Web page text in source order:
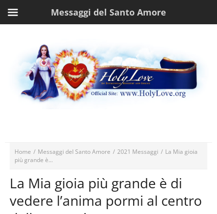
Home / Messaggi del Santo Amore / 2021 Messaggi / La Mia gioia
più grande è...
La Mia gioia più grande è di
vedere l’anima pormi al centro
Messaggi del Santo Amore